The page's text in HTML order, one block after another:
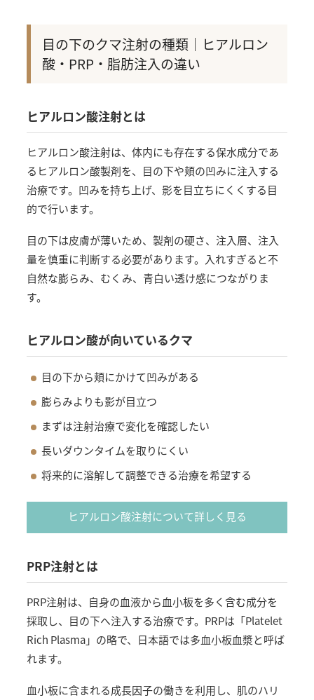
目の下のクマ注射の種類｜ヒアルロン
酸・PRP・脂肪注入の違い
ヒアルロン酸注射とは
ヒアルロン酸注射は、体内にも存在する保水成分であ
るヒアルロン酸製剤を、目の下や頬の凹みに注入する
治療です。凹みを持ち上げ、影を目立ちにくくする目
的で行います。
目の下は皮膚が薄いため、製剤の硬さ、注入層、注入
量を慎重に判断する必要があります。入れすぎると不
自然な膨らみ、むくみ、青白い透け感につながりま
す。
ヒアルロン酸が向いているクマ
目の下から頬にかけて凹みがある
膨らみよりも影が目立つ
まずは注射治療で変化を確認したい
長いダウンタイムを取りにくい
将来的に溶解して調整できる治療を希望する
ヒアルロン酸注射について詳しく見る
PRP注射とは
PRP注射は、自身の血液から血小板を多く含む成分を
採取し、目の下へ注入する治療です。PRPは「Platelet
Rich Plasma」の略で、日本語では多血小板血漿と呼ば
れます。
血小板に含まれる成長因子の働きを利用し、肌のハリ